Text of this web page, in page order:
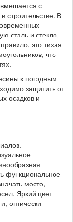
с
строительстве. В
сталь и стекло,
это тихая
что
к погодным
защитить от
осадков и
функциональное
место,
Яркий цвет
оптически